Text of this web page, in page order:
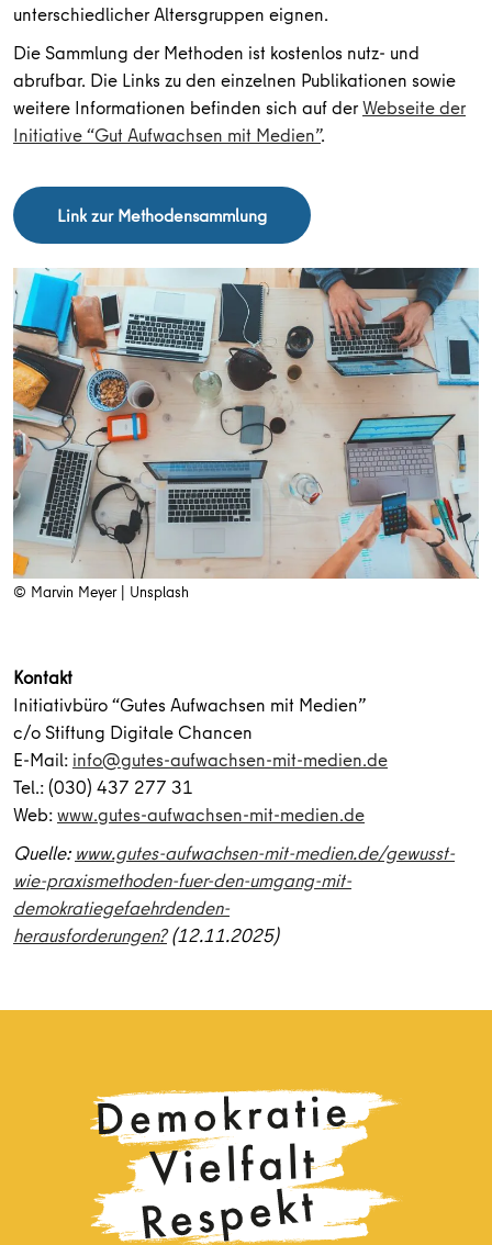
unterschiedlicher Altersgruppen eignen.
Die Sammlung der Methoden ist kostenlos nutz- und
abrufbar. Die Links zu den einzelnen Publikationen sowie
weitere Informationen befinden sich auf derWebseite der
Initiative “Gut Aufwachsen mit Medien”.
Link zur Methodensammlung
© Marvin Meyer | Unsplash
Kontakt
Initiativbüro “Gutes Aufwachsen mit Medien”
c/o Stiftung Digitale Chancen
E-Mail: info@gutes-aufwachsen-mit-medien.de
Tel.: (030) 437 277 31
Web:www.gutes-aufwachsen-mit-medien.de
Quelle: www.gutes-aufwachsen-mit-medien.de/gewusst-
wie-praxismethoden-fuer-den-umgang-mit-
demokratiegefaehrdenden-
herausforderungen? (12.11.2025)